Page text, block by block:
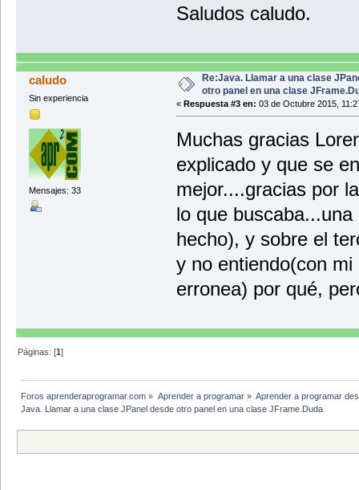
Saludos caludo.
caludo
Sin experiencia
Mensajes: 33
Re:Java. Llamar a una clase
otro panel en una clase
« Respuesta #3 en: 03 de Octubre 2015,
Muchas gracias
explicado y que se
mejor....gracias por
lo que
hecho), y sobre el
y no entiendo(con
erronea) por qué,
Páginas: [1]
Foros aprenderaprogramar.com » Aprender a programar» Aprender a programar
Java. Llamar a una clase JPanel desde otro panel en una clase JFrame.Duda